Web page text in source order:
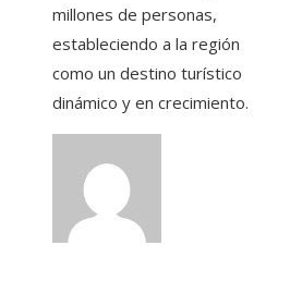
millones de personas,
estableciendo a la región
como un destino turístico
dinámico y en crecimiento.